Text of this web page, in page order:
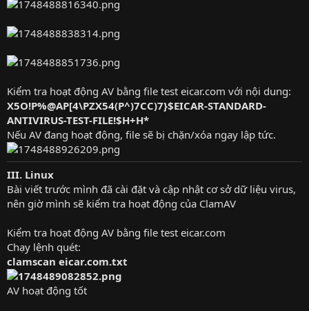
Kiểm tra hoạt động AV bằng file test eicar.com với nội dung:
X5O!P%@AP[4\PZX54(P^)7CC)7}$EICAR-STANDARD-
ANTIVIRUS-TEST-FILE!$H+H*
Nếu AV đang hoạt động, file sẽ bị chặn/xóa ngay lập tức.
III. Linux
Bài viết trước mình đã cài đặt và cập nhật cơ sở dữ liệu virus,
nên giờ mình sẽ kiểm tra hoạt động của ClamAV
Kiểm tra hoạt động AV bằng file test eicar.com
Chạy lệnh quét:
clamscan eicar.com.txt
AV hoạt động tốt